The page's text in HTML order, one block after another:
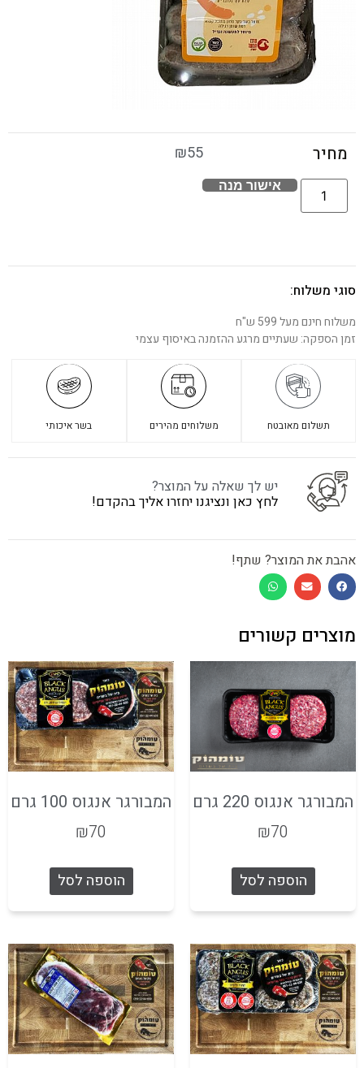
מחיר ₪55
אישור מנה
סוגי משלוח:
משלוח חינם מעל 599 ש"ח
זמן הספקה: שעתיים מרגע ההזמנה באיסוף עצמי
תשלום מאובטח משלוחים מהירים בשר איכותי
יש לך שאלה על המוצר?
לחץ כאן ונציגנו יחזרו אליך בהקדם!
אהבת את המוצר? שתף!
מוצרים קשורים
המבורגר אנגוס 220 גרם
₪70
הוספה לסל
המבורגר אנגוס 100 גרם
₪70
הוספה לסל